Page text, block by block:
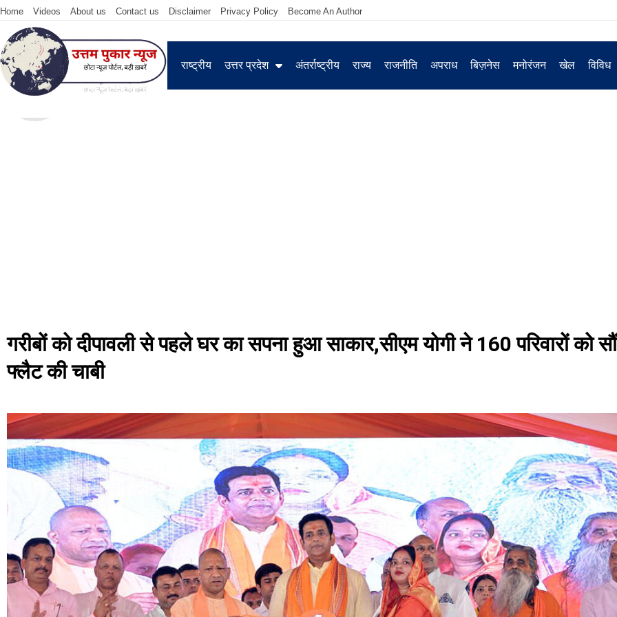
Home Videos About us Contact us Disclaimer Privacy Policy Become An Author
राष्ट्रीय उत्तर प्रदेश अंतर्राष्ट्रीय राज्य राजनीति अपराध बिज़नेस मनोरंजन खेल विविध
गरीबों को दीपावली से पहले घर का सपना हुआ साकार,सीएम योगी ने 160 परिवारों को
फ्लैट की चाबी